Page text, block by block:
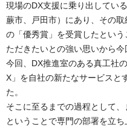
現場のDX支援に乗り出してい
蕨市、戸田市）にあり、その
の「優秀賞」を受賞したとい
ただきたいとの強い思いから今
今回、DX推進室のある真工社
X」を自社の新たなサービスと
た。
そこに至るまでの過程として
ということで専門の部署を立